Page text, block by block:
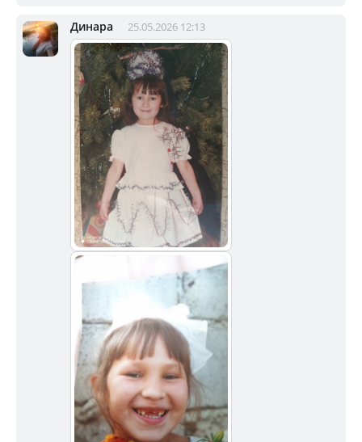
Динара 25.05.2026 12:13